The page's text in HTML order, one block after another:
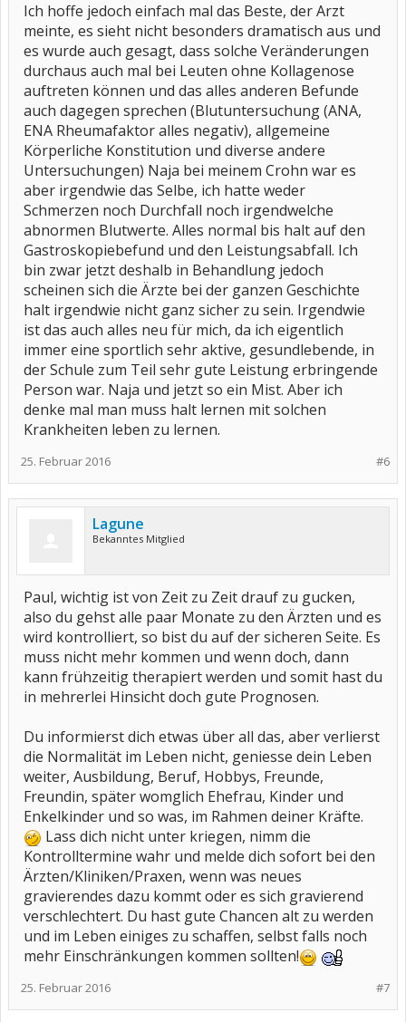
Ich hoffe jedoch einfach mal das Beste, der Arzt
meinte, es sieht nicht besonders dramatisch aus und
es wurde auch gesagt, dass solche Veränderungen
durchaus auch mal bei Leuten ohne Kollagenose
auftreten können und das alles anderen Befunde
auch dagegen sprechen (Blutuntersuchung (ANA,
ENA Rheumafaktor alles negativ), allgemeine
Körperliche Konstitution und diverse andere
Untersuchungen) Naja bei meinem Crohn war es
aber irgendwie das Selbe, ich hatte weder
Schmerzen noch Durchfall noch irgendwelche
abnormen Blutwerte. Alles normal bis halt auf den
Gastroskopiebefund und den Leistungsabfall. Ich
bin zwar jetzt deshalb in Behandlung jedoch
scheinen sich die Ärzte bei der ganzen Geschichte
halt irgendwie nicht ganz sicher zu sein. Irgendwie
ist das auch alles neu für mich, da ich eigentlich
immer eine sportlich sehr aktive, gesundlebende, in
der Schule zum Teil sehr gute Leistung erbringende
Person war. Naja und jetzt so ein Mist. Aber ich
denke mal man muss halt lernen mit solchen
Krankheiten leben zu lernen.
#6
25. Februar 2016
Lagune
Bekanntes Mitglied
Paul, wichtig ist von Zeit zu Zeit drauf zu gucken,
also du gehst alle paar Monate zu den Ärzten und es
wird kontrolliert, so bist du auf der sicheren Seite. Es
muss nicht mehr kommen und wenn doch, dann
kann frühzeitig therapiert werden und somit hast du
in mehrerlei Hinsicht doch gute Prognosen.
Du informierst dich etwas über all das, aber verlierst
die Normalität im Leben nicht, geniesse dein Leben
weiter, Ausbildung, Beruf, Hobbys, Freunde,
Freundin, später womglich Ehefrau, Kinder und
Enkelkinder und so was, im Rahmen deiner Kräfte.
Lass dich nicht unter kriegen, nimm die
Kontrolltermine wahr und melde dich sofort bei den
Ärzten/Kliniken/Praxen, wenn was neues
gravierendes dazu kommt oder es sich gravierend
verschlechtert. Du hast gute Chancen alt zu werden
und im Leben einiges zu schaffen, selbst falls noch
mehr Einschränkungen kommen sollten!
#7
25. Februar 2016